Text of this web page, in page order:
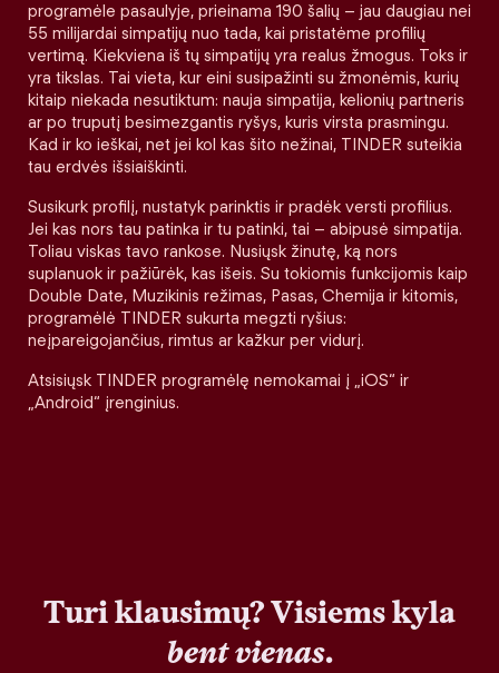
programėle pasaulyje, prieinama 190 šalių – jau daugiau nei
55 milijardai simpatijų nuo tada, kai pristatėme profilių
vertimą. Kiekviena iš tų simpatijų yra realus žmogus. Toks ir
yra tikslas. Tai vieta, kur eini susipažinti su žmonėmis, kurių
kitaip niekada nesutiktum: nauja simpatija, kelionių partneris
ar po truputį besimezgantis ryšys, kuris virsta prasmingu.
Kad ir ko ieškai, net jei kol kas šito nežinai, TINDER suteikia
tau erdvės išsiaiškinti.
Susikurk profilį, nustatyk parinktis ir pradėk versti profilius.
Jei kas nors tau patinka ir tu patinki, tai – abipusė simpatija.
Toliau viskas tavo rankose. Nusiųsk žinutę, ką nors
suplanuok ir pažiūrėk, kas išeis. Su tokiomis funkcijomis kaip
Double Date, Muzikinis režimas, Pasas, Chemija ir kitomis,
programėlė TINDER sukurta megzti ryšius:
neįpareigojančius, rimtus ar kažkur per vidurį.
Atsisiųsk TINDER programėlę nemokamai į „iOS“ ir
„Android“ įrenginius.
Turi klausimų? Visiems kyla
bent vienas.